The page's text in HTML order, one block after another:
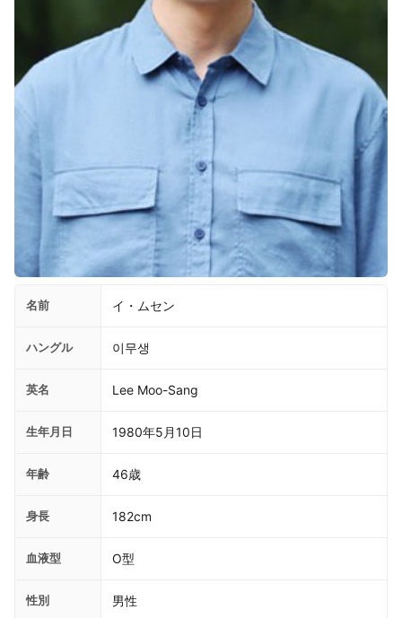
名前 イ・ムセン
ハングル 이무생
英名 Lee Moo-Sang
生年月日 1980年5月10日
年齢 46歳
身長 182cm
血液型 O型
性別 男性